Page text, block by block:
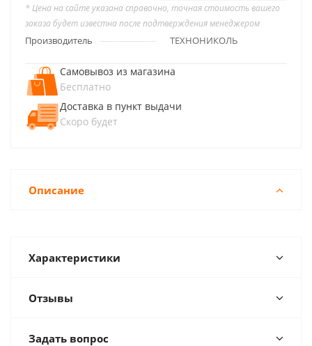
* Цена на сайте указана справочно, точная стоимость вашего
заказа будет известна после подтверждения менеджером
Производитель ТЕХНОНИКОЛЬ
Самовывоз из магазина
Бесплатно
Доставка в пункт выдачи
Скоро будет
Описание
Характеристики
Отзывы
Задать вопрос